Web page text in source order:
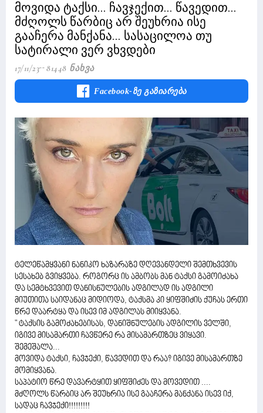
მოვიდა ტაქსი... ჩავჯექით... წავედით...
მძღოლს წარბიც არ შეუხრია ისე
გააჩერა მანქანა... სასაცილოა თუ
სატირალი ვერ ვხვდები
17/11/23 81448 Ნახვა
Facebook-Ზე Გაზიარება
ტელეწამყვანი ნანიკო ხაზარაზე დღევანდელი შემთხვევის
სესახებ გვიყვება. როგორც ის ამბობს მან ტაქსი გამოიძახა
და სემტხვევით დანისნულების ადგილად ის ადგილი
მიუთითა საიდანაც მიდიოდა, ტაქსმა კი ყიფშიძის ქუჩას ერთი
წრე დაარტყა და ისევ იმ ადგილას მიიყვანა.
" ტაქსის გამოძახებისას, დანიშნულების ადგილის ველში,
იგივე მისამართი ჩავწერე რა მისამართზეც ვიყავი.
შემეშალა...
მოვიდა ტაქსი, ჩავჯექი, წავედით და რაა? იგივე მისამართზე
მომიყვანა.
საპატიო წრე დავარტყით ყიფშიძეს და მოვედით ....
მძღოლს წარბიც არ შეუხრია ისე გააჩერა მანქანა ისევ იქ,
სადაც ჩავჯექი!!!!!!!!!